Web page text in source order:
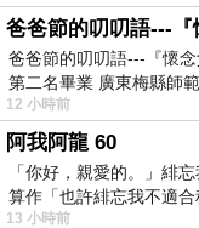
爸爸節的叨叨語---『
爸爸節的叨叨語---『懷
第二名畢業 廣東梅縣師
12 小時前
阿我阿龍 60
「你好，親愛的。」緋
算作「也許緋忘我不適
13 小時前